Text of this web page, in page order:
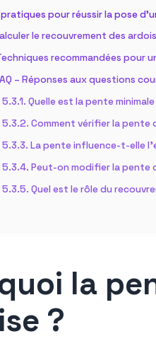
pour réussir la pose
le recouvrement des
recommandées pour
– Réponses aux questions
Quelle est la pente
Comment vérifier la pente
La pente influence-t-elle
Peut-on modifier la pente
Quel est le rôle du
la
?